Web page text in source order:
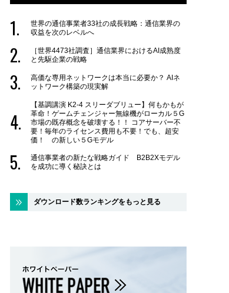
世界の通信事業者33社の成長戦略：通信業界の
収益を次のレベルへ
［世界4473社調査］通信業界におけるAI成熟度
と先駆企業の戦略
高価な専用ネットワークは本当に必要か？ AIネ
ットワーク構築の現実解
【基調講演 K2-4 スリーダブリュー】何もかもが
革命！ゲームチェンジャー無線機がローカル５G
市場の既存概念を破壊する！！ コアサーバー不
要！毎年のライセンス費用も不要！でも、超安
価！ の新しい５Gモデル
通信事業者の新たな戦略ガイド B2B2Xモデル
を成功に導く秘訣とは
ダウンロード数ランキングをもっと見る